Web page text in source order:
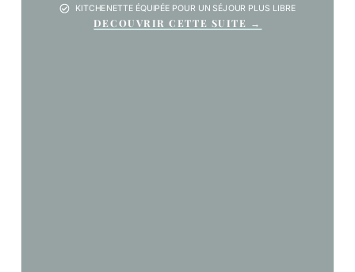
KITCHENETTE ÉQUIPÉE POUR UN SÉJOUR PLUS LIBRE
DECOUVRIR CETTE SUITE →